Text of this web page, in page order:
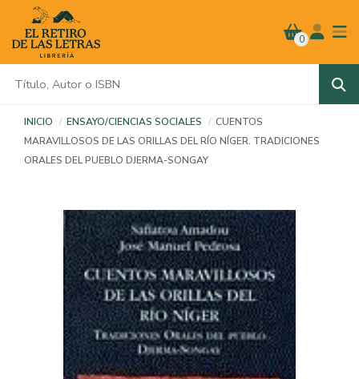
0
INICIO ENSAYO/CIENCIAS SOCIALES
CUENTOS
MARAVILLOSOS DE LAS ORILLAS DEL RÍO NÍGER. TRADICIONES
ORALES DEL PUEBLO DJERMA-SONGAY